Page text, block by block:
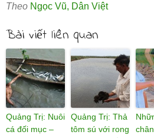
Theo Ngọc Vũ, Dân Việt
Bài viết liên quan
Quảng Trị: Nuôi
cá đối mục –
Quảng Trị: Thả
tôm sú với rong